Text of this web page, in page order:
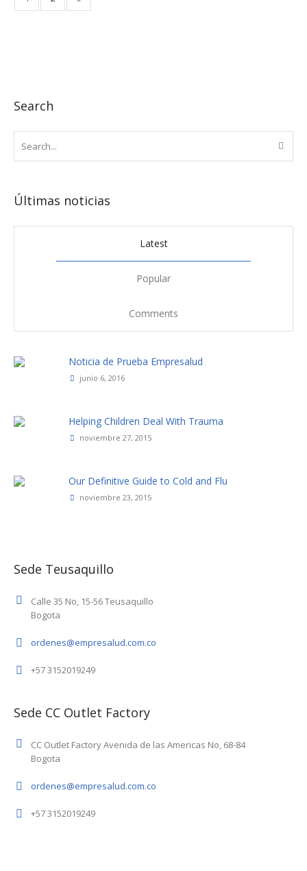
Search
Últimas noticias
Latest
Popular
Comments
Noticia de Prueba Empresalud
junio 6, 2016
Helping Children Deal With Trauma
noviembre 27, 2015
Our Definitive Guide to Cold and Flu
noviembre 23, 2015
Sede Teusaquillo
Calle 35 No, 15-56 Teusaquillo
Bogota
ordenes@empresalud.com.co
+57 3152019249
Sede CC Outlet Factory
CC Outlet Factory Avenida de las Americas No, 68-84
Bogota
ordenes@empresalud.com.co
+57 3152019249